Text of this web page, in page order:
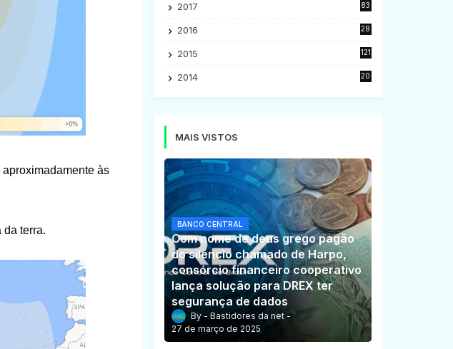
às
da terra.
2017
83
2016
28
2015
121
2014
20
MAIS VISTOS
BANCO CENTRAL
Com nome de deus grego pagão
do silêncio chamado de Harpo,
consórcio financeiro cooperativo
lança solução para DREX ter
segurança de dados
Bastidores da net
27 de março de 2025